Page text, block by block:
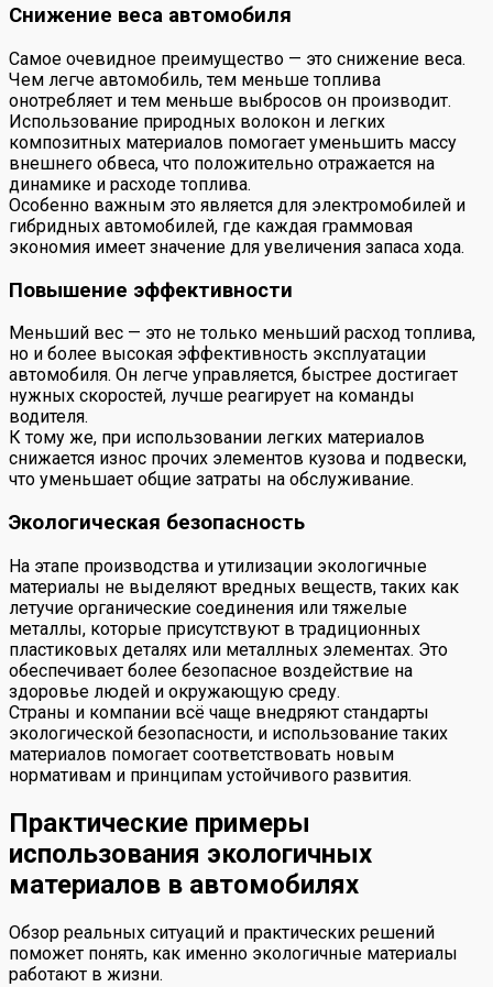
Снижение веса автомобиля
Самое очевидное преимущество — это снижение веса.
Чем легче автомобиль, тем меньше топлива
онотребляет и тем меньше выбросов он производит.
Использование природных волокон и легких
композитных материалов помогает уменьшить массу
внешнего обвеса, что положительно отражается на
динамике и расходе топлива.
Особенно важным это является для электромобилей и
гибридных автомобилей, где каждая граммовая
экономия имеет значение для увеличения запаса хода.
Повышение эффективности
Меньший вес — это не только меньший расход топлива,
но и более высокая эффективность эксплуатации
автомобиля. Он легче управляется, быстрее достигает
нужных скоростей, лучше реагирует на команды
водителя.
К тому же, при использовании легких материалов
снижается износ прочих элементов кузова и подвески,
что уменьшает общие затраты на обслуживание.
Экологическая безопасность
На этапе производства и утилизации экологичные
материалы не выделяют вредных веществ, таких как
летучие органические соединения или тяжелые
металлы, которые присутствуют в традиционных
пластиковых деталях или металлных элементах. Это
обеспечивает более безопасное воздействие на
здоровье людей и окружающую среду.
Страны и компании всё чаще внедряют стандарты
экологической безопасности, и использование таких
материалов помогает соответствовать новым
нормативам и принципам устойчивого развития.
Практические примеры
использования экологичных
материалов в автомобилях
Обзор реальных ситуаций и практических решений
поможет понять, как именно экологичные материалы
работают в жизни.